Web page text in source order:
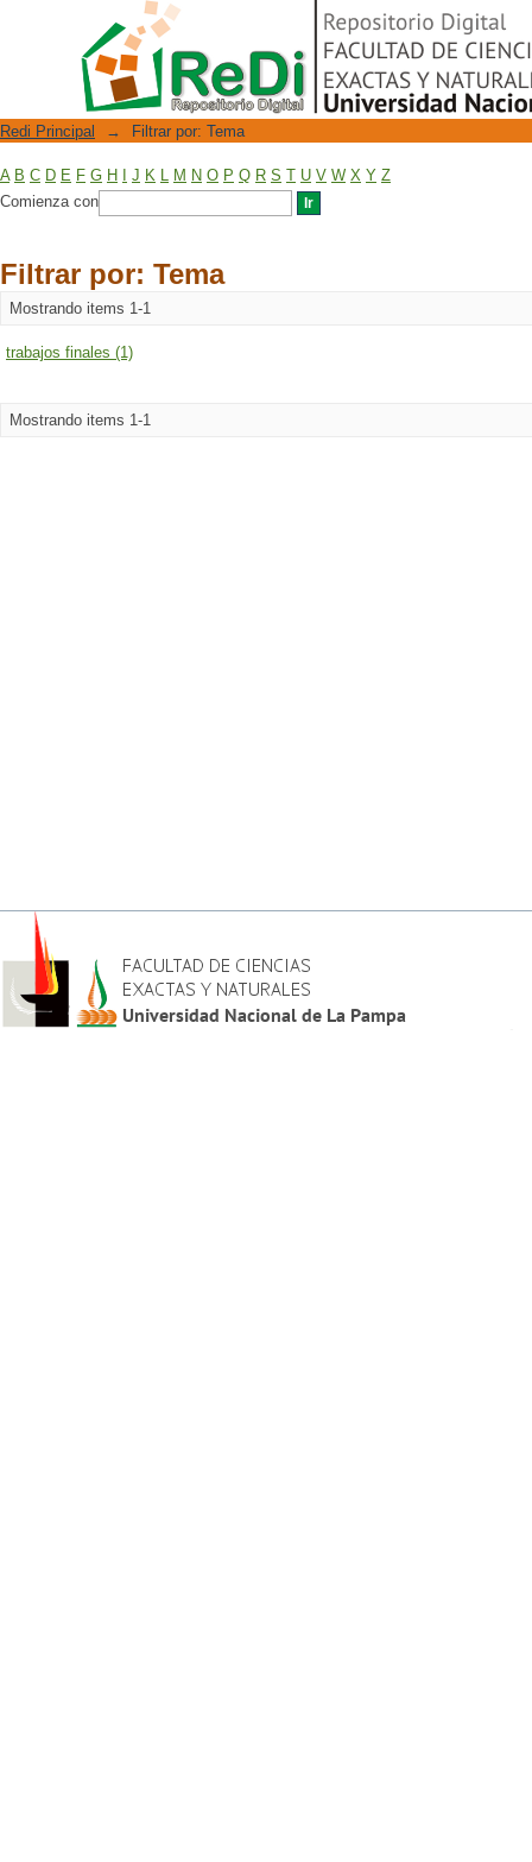
Filtrar por: Tema
Repositorio Digital
Redi Principal → Filtrar por: Tema
A B C D E F G H J K L M N O P Q R S T U V W X Y Z
Comienza con
Filtrar por: Tema
Mostrando items 1-1
trabajos finales (1)
Mostrando items 1-1